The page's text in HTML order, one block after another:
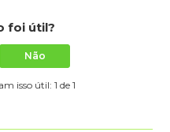
foi útil?
Não
isso útil: 1 de 1